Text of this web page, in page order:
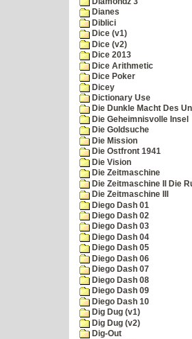
Dianes
Diblici
Dice (v1)
Dice (v2)
Dice 2013
Dice Arithmetic
Dice Poker
Dicey
Dictionary Use
Die Dunkle Macht Des
Die Geheimnisvolle Insel
Die Goldsuche
Die Mission
Die Ostfront 1941
Die Vision
Die Zeitmaschine
Die Zeitmaschine II Die
Die Zeitmaschine III
Diego Dash 01
Diego Dash 02
Diego Dash 03
Diego Dash 04
Diego Dash 05
Diego Dash 06
Diego Dash 07
Diego Dash 08
Diego Dash 09
Diego Dash 10
Dig Dug (v1)
Dig Dug (v2)
Dig-Out